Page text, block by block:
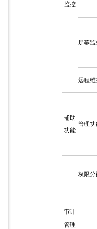
监控
屏幕监
远程维
辅助
功能
管理功
审计
管理
权限分